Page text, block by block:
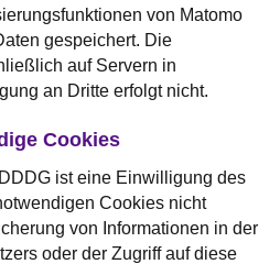
von Matomo
gespeichert. Die
auf Servern in
an Dritte erfolgt nicht.
Cookies
ist eine Einwilligung des
Cookies nicht
von Informationen in der
oder der Zugriff auf diese